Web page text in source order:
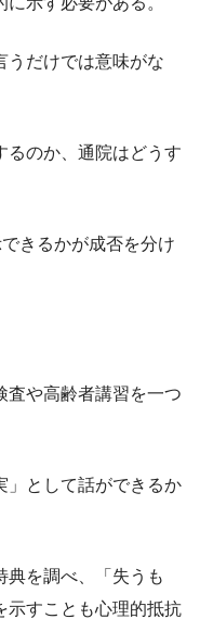
うだけでは意味がな
るのか、通院はどうす
きるかが成否を分け
査や高齢者講習を一つ
」として話ができるか
典を調べ、「失うも
示すことも心理的抵抗